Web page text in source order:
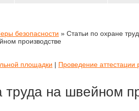
безопасности » Статьи по охране
производстве
площадки | Проведение аттестации
труда на швейном